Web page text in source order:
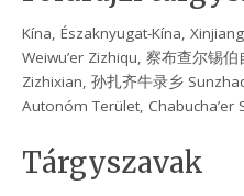
Kína, Északnyugat-Kína,
Weiwu’er Zizhiqu, 察布查尔锡
Zizhixian, 孙扎齐牛录乡
Autonóm Terület,
Tárgyszavak